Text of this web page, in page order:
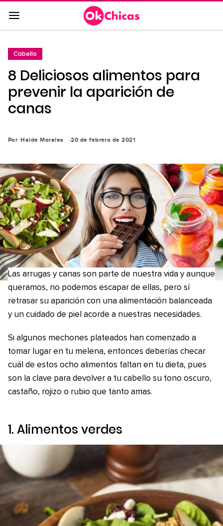
Saltar
al
contenido
a
la
navegación
principal
Cabello
8 Deliciosos alimentos para
prevenir la aparición de
canas
Por Haide Morales 20 de febrero de 2021
Las arrugas y canas son parte de nuestra vida y aunque
queramos, no podemos escapar de ellas, pero sí
retrasar su aparición con una alimentación balanceada
y un cuidado de piel acorde a nuestras necesidades.
Si algunos mechones plateados han comenzado a
tomar lugar en tu melena, entonces deberías checar
cuál de estos ocho alimentos faltan en tu dieta, pues
son la clave para devolver a tu cabello su tono oscuro,
castaño, rojizo o rubio que tanto amas.
1. Alimentos verdes